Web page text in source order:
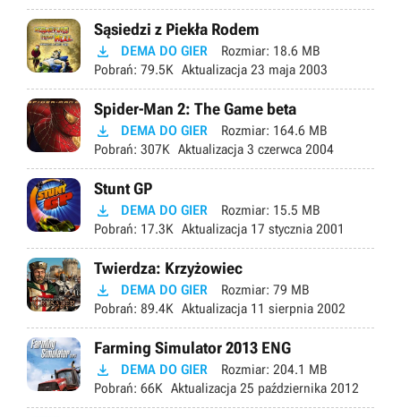
Sąsiedzi z Piekła Rodem
 DEMA DO GIER Rozmiar: 18.6 MB
Pobrań: 79.5K Aktualizacja 23 maja 2003
Spider-Man 2: The Game beta
 DEMA DO GIER Rozmiar: 164.6 MB
Pobrań: 307K Aktualizacja 3 czerwca 2004
Stunt GP
 DEMA DO GIER Rozmiar: 15.5 MB
Pobrań: 17.3K Aktualizacja 17 stycznia 2001
Twierdza: Krzyżowiec
 DEMA DO GIER Rozmiar: 79 MB
Pobrań: 89.4K Aktualizacja 11 sierpnia 2002
Farming Simulator 2013 ENG
 DEMA DO GIER Rozmiar: 204.1 MB
Pobrań: 66K Aktualizacja 25 października 2012